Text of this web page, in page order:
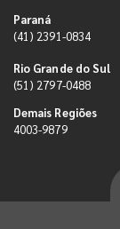
Paraná
(41) 2391-0834
Rio Grande do Sul
(51) 2797-0488
Demais Regiões
4003-9879